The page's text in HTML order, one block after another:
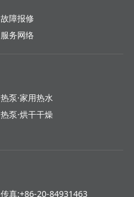
故障报修
服务网络
热泵·家用热水
热泵·烘干干燥
传真:+86-20-84931463